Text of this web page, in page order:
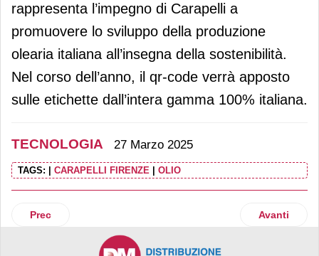
rappresenta l’impegno di Carapelli a
promuovere lo sviluppo della produzione
olearia italiana all’insegna della sostenibilità.
Nel corso dell’anno, il qr-code verrà apposto
sulle etichette dall’intera gamma 100% italiana.
TECNOLOGIA 27 Marzo 2025
TAGS: CARAPELLI FIRENZE OLIO
Articolo precedente: Scalapay sigla una partnership con
Prec Articolo
Avanti